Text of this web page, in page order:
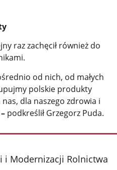
raz zachęcił również do
od nich, od małych
polskie produkty
dla naszego zdrowia i
– podkreślił Grzegorz Puda.
i Modernizacji Rolnictwa